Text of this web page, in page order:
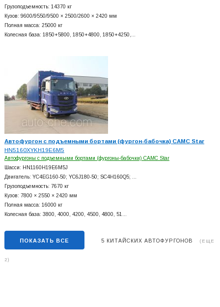
Грузоподъемность: 14370 кг
Кузов: 9600/9550/9500 × 2500/2600 × 2420 мм
Полная масса: 25000 кг
Колесная база: 1850+5800, 1850+4800, 1850+4250,…
Автофургон с подъемными бортами (фургон-бабочка) CAMC Star
HN5160XYKH19E6M5
Автофургоны с подъемными бортами (фургоны-бабочки) CAMC Star
Шасси: HN1160H19E6M5J
Двигатель: YC4EG160-50; YC6J180-50; SC4H160Q5; …
Грузоподъемность: 7670 кг
Кузов: 7800 × 2550 × 2420 мм
Полная масса: 16000 кг
Колесная база: 3800, 4000, 4200, 4500, 4800, 51…
ПОКАЗАТЬ ВСЕ 5 КИТАЙСКИХ АВТОФУРГОНОВ (ЕЩЕ
2)